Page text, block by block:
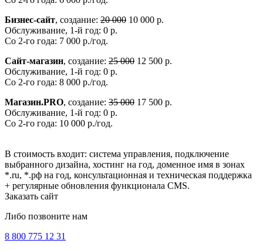
Бизнес-сайт, создание: 20 000 10 000 р.
Обслуживание, 1-й год: 0 р.
Со 2-го года: 7 000 р./год.
Сайт-магазин, создание: 25 000 12 500 р.
Обслуживание, 1-й год: 0 р.
Со 2-го года: 8 000 р./год.
Магазин.PRO, создание: 35 000 17 500 р.
Обслуживание, 1-й год: 0 р.
Со 2-го года: 10 000 р./год.
В стоимость входит: система управления, подключение
выбранного дизайна, хостинг на год, доменное имя в зонах
*.ru, *.рф на год, консультационная и техническая поддержка
+ регулярные обновления функционала CMS.
Заказать сайт
Либо позвоните нам
8 800 775 12 31